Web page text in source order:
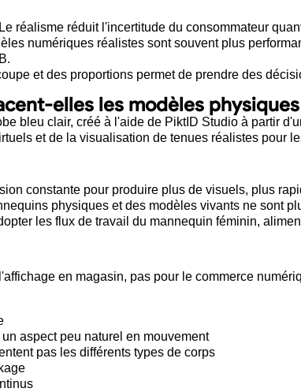
Le réalisme réduit l'incertitude du consommateur
numériques réalistes sont souvent plus
et des proportions permet de prendre des
elles les modèles
constante pour produire plus de visuels, plus
physiques et des modèles vivants ne sont
les flux de travail du mannequin féminin,
en magasin, pas pour le commerce
aspect peu naturel en mouvement
pas les différents types de corps